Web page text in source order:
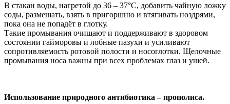
В стакан воды, нагретой до 36 – 37°С, добавить чайную ложку
соды, размешать, взять в пригоршню и втягивать ноздрями,
пока она не попадёт в глотку.
Такие промывания очищают и поддерживают в здоровом
состоянии гайморовы и лобные пазухи и усиливают
сопротивляемость ротовой полости и носоглотки. Щелочные
промывания носа важны при всех проблемах глаз и ушей.
Использование природного антибиотика – прополиса.